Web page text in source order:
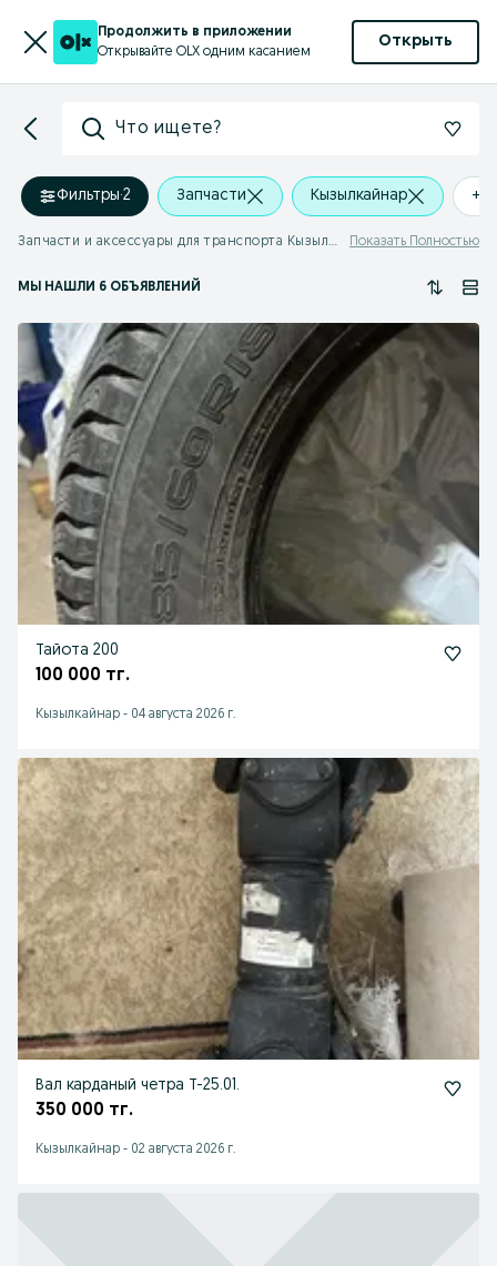
Продолжить в приложении
Открывайте OLX одним касанием
Открыть
Что ищете?
Фильтры·2 Запчасти Кызылкайнар +0
Запчасти и аксессуары для транспорта Кызылкайнар Показать Полностью
МЫ НАШЛИ 6 ОБЪЯВЛЕНИЙ
Тайота 200
100 000 тг.
Кызылкайнар - 04 августа 2026 г.
Вал карданый четра Т-25.01.
350 000 тг.
Кызылкайнар - 02 августа 2026 г.